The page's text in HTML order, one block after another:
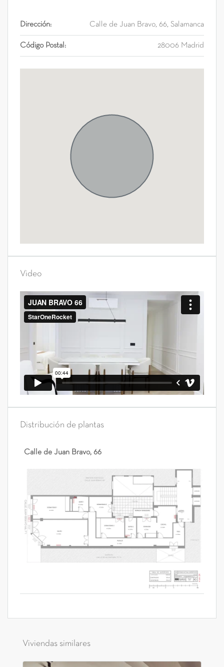
Dirección: Calle de Juan Bravo, 66, Salamanca
Código Postal: 28006 Madrid
Video
Distribución de plantas
Calle de Juan Bravo, 66
Viviendas similares